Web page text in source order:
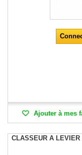
Ajouter à mes
CLASSEUR A LEVIER